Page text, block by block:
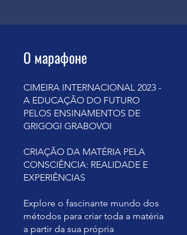
О марафоне
CIMEIRA INTERNACIONAL 2023 -
A EDUCAÇÃO DO FUTURO
PELOS ENSINAMENTOS DE
GRIGOGI GRABOVOI
CRIAÇÃO DA MATÉRIA PELA
CONSCIÊNCIA: REALIDADE E
EXPERIÊNCIAS
Explore o fascinante mundo dos
métodos para criar toda a matéria
a partir da sua própria